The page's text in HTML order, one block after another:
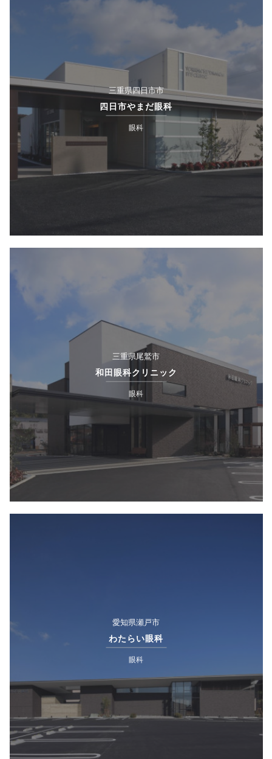
三重県四日市市
四日市やまだ眼科
眼科
三重県尾鷲市
和田眼科クリニック
眼科
愛知県瀬戸市
わたらい眼科
眼科